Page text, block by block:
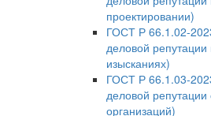
проектировании)
ГОСТ Р 66.1.02-
деловой
изысканиях)
ГОСТ Р 66.1.03-
деловой репутации
организаций)